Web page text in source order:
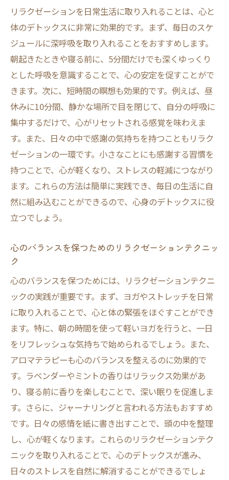
リラクゼーションを日常生活に取り入れることは、心と
体のデトックスに非常に効果的です。まず、毎日のスケ
ジュールに深呼吸を取り入れることをおすすめします。
朝起きたときや寝る前に、5分間だけでも深くゆっくり
とした呼吸を意識することで、心の安定を促すことがで
きます。次に、短時間の瞑想も効果的です。例えば、昼
休みに10分間、静かな場所で目を閉じて、自分の呼吸に
集中するだけで、心がリセットされる感覚を味わえま
す。また、日々の中で感謝の気持ちを持つこともリラク
ゼーションの一環です。小さなことにも感謝する習慣を
持つことで、心が軽くなり、ストレスの軽減につながり
ます。これらの方法は簡単に実践でき、毎日の生活に自
然に組み込むことができるので、心身のデトックスに役
立つでしょう。
心のバランスを保つためのリラクゼーションテクニッ
ク
心のバランスを保つためには、リラクゼーションテクニ
ックの実践が重要です。まず、ヨガやストレッチを日常
に取り入れることで、心と体の緊張をほぐすことができ
ます。特に、朝の時間を使って軽いヨガを行うと、一日
をリフレッシュな気持ちで始められるでしょう。また、
アロマテラピーも心のバランスを整えるのに効果的で
す。ラベンダーやミントの香りはリラックス効果があ
り、寝る前に香りを楽しむことで、深い眠りを促進しま
す。さらに、ジャーナリングと言われる方法もおすすめ
です。日々の感情を紙に書き出すことで、頭の中を整理
し、心が軽くなります。これらのリラクゼーションテク
ニックを取り入れることで、心のデトックスが進み、
日々のストレスを自然に解消することができるでしょ